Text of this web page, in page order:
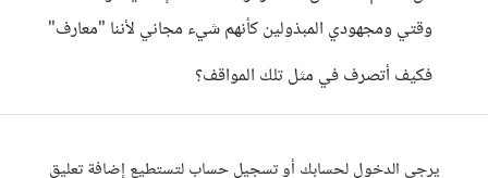
وقتي ومجهودي المبذولين كأنهم شيء مجاني لأننا "معارف"
فكيف أتصرف في مثل تلك المواقف؟
يرجى الدخول لحسابك أو تسجيل حساب لتستطيع إضافة تعليق